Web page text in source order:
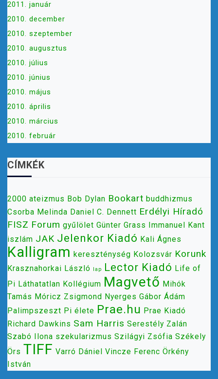
2011. január
2010. december
2010. szeptember
2010. augusztus
2010. július
2010. június
2010. május
2010. április
2010. március
2010. február
CÍMKÉK
2000 ateizmus Bob Dylan Bookart buddhizmus
Csorba Melinda Daniel C. Dennett Erdélyi Híradó
FISZ Forum gyűlölet Günter Grass Immanuel Kant
iszlám JAK Jelenkor Kiadó Kali Ágnes
Kalligram kereszténység Kolozsvár Korunk
Krasznahorkai László lap Lector Kiadó Life of
Pi Láthatatlan Kollégium Magvető Mihók
Tamás Móricz Zsigmond Nyerges Gábor Ádám
Palimpszeszt Pi élete Prae.hu Prae Kiadó
Richard Dawkins Sam Harris Serestély Zalán
Szabó Ilona szekularizmus Szilágyi Zsófia Székely
Örs TIFF Varró Dániel Vincze Ferenc Örkény
István